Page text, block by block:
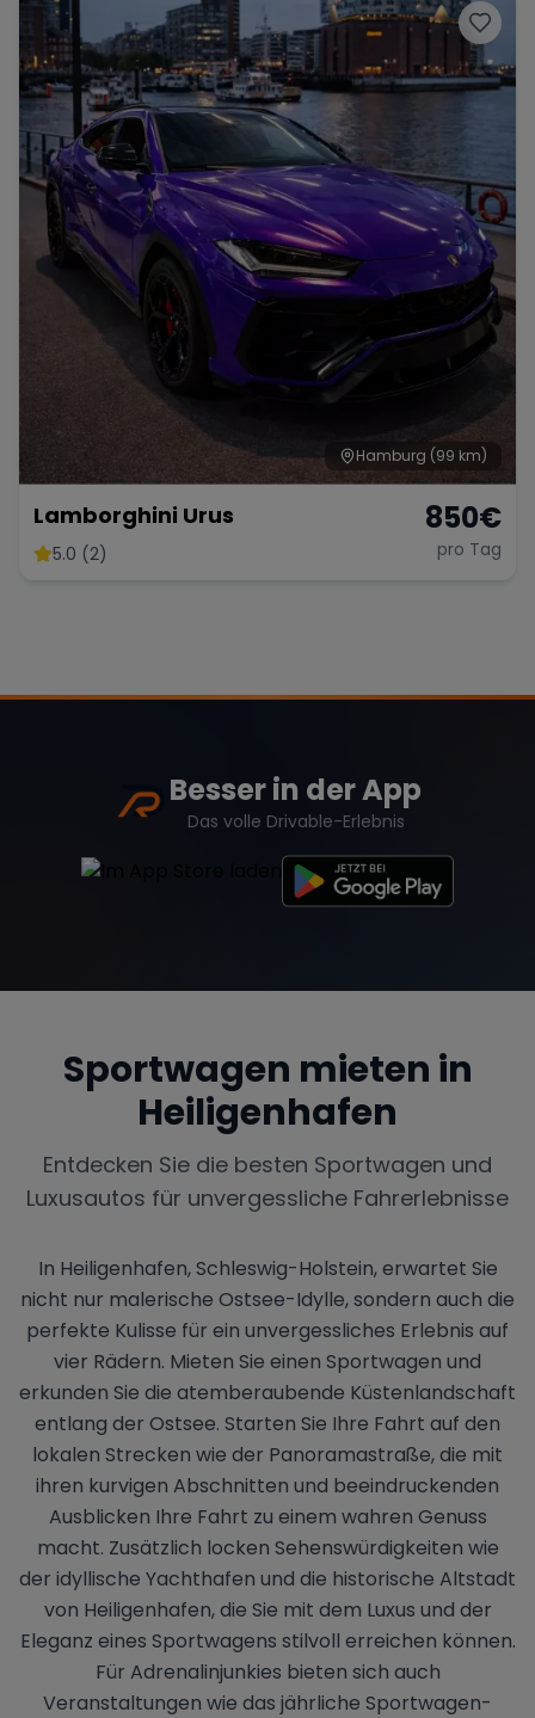
Hamburg (99 km)
Lamborghini Urus
5.0 (2)
850€
pro Tag
Besser in der App
Das volle Drivable-Erlebnis
Sportwagen mieten in
Heiligenhafen
Entdecken Sie die besten Sportwagen und
Luxusautos für unvergessliche Fahrerlebnisse
In Heiligenhafen, Schleswig-Holstein, erwartet Sie
nicht nur malerische Ostsee-Idylle, sondern auch die
perfekte Kulisse für ein unvergessliches Erlebnis auf
vier Rädern. Mieten Sie einen Sportwagen und
erkunden Sie die atemberaubende Küstenlandschaft
entlang der Ostsee. Starten Sie Ihre Fahrt auf den
lokalen Strecken wie der Panoramastraße, die mit
ihren kurvigen Abschnitten und beeindruckenden
Ausblicken Ihre Fahrt zu einem wahren Genuss
macht. Zusätzlich locken Sehenswürdigkeiten wie
der idyllische Yachthafen und die historische Altstadt
von Heiligenhafen, die Sie mit dem Luxus und der
Eleganz eines Sportwagens stilvoll erreichen können.
Für Adrenalinjunkies bieten sich auch
Veranstaltungen wie das jährliche Sportwagen-